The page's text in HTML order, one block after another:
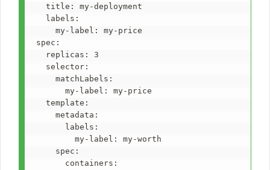
  title
: my-deployment
  labels
:
    my-label
: my-price
spec :
  replicas
: 3
  selector
:
    matchLabels
:
      my-label
: my-price
  template
:
    metadata
:
      labels
:
        my-label
: my-worth
    spec
:
      containers
: